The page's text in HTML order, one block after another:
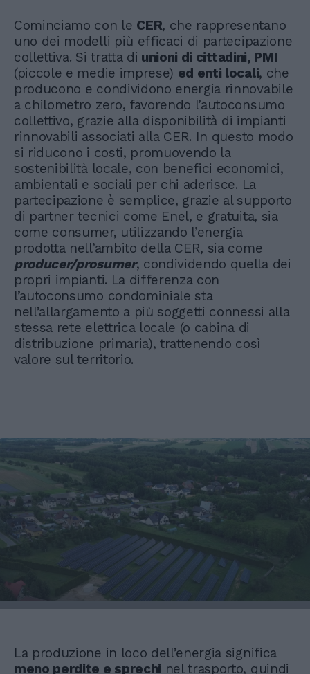
Cominciamo con le CER, che rappresentano
uno dei modelli più efficaci di partecipazione
collettiva. Si tratta di unioni di cittadini, PMI
(piccole e medie imprese) ed enti locali, che
producono e condividono energia rinnovabile
a chilometro zero, favorendo l’autoconsumo
collettivo, grazie alla disponibilità di impianti
rinnovabili associati alla CER. In questo modo
si riducono i costi, promuovendo la
sostenibilità locale, con benefici economici,
ambientali e sociali per chi aderisce. La
partecipazione è semplice, grazie al supporto
di partner tecnici come Enel, e gratuita, sia
come consumer, utilizzando l’energia
prodotta nell’ambito della CER, sia come
producer/prosumer, condividendo quella dei
propri impianti. La differenza con
l’autoconsumo condominiale sta
nell’allargamento a più soggetti connessi alla
stessa rete elettrica locale (o cabina di
distribuzione primaria), trattenendo così
valore sul territorio.
La produzione in loco dell’energia significa
meno perdite e sprechi nel trasporto, quindi